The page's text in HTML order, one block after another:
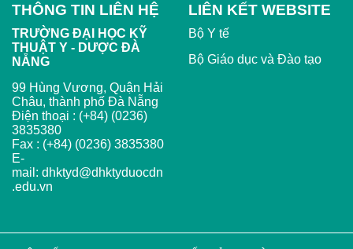
THÔNG TIN LIÊN HỆ
TRƯỜNG ĐẠI HỌC KỸ
THUẬT Y - DƯỢC ĐÀ
NẴNG
99 Hùng Vương, Quận Hải
Châu, thành phố Đà Nẵng
Điện thoại : (+84) (0236)
3835380
Fax : (+84) (0236) 3835380
E-
mail: dhktyd@dhktyduocdn
.edu.vn
LIÊN KẾT WEBSITE
Bộ Y tế
Bộ Giáo dục và Đào tạo